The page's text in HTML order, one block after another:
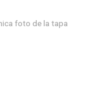
foto de la tapa